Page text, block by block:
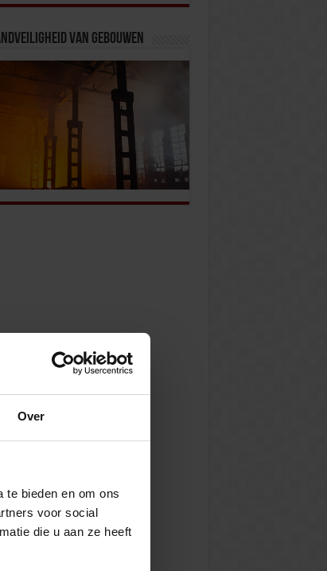
Over
te bieden en om ons
voor social
die u aan ze heeft
van Gebouwen